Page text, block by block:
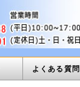
よくある質問